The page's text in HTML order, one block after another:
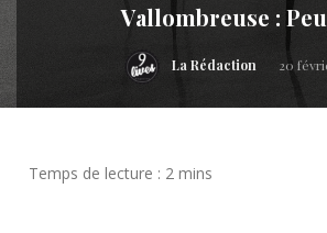
Vallombreuse :
La Rédaction 20